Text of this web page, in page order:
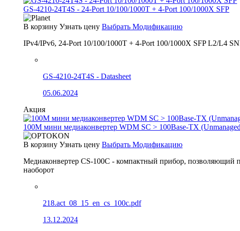
GS-4210-24T4S - 24-Port 10/100/1000T + 4-Port 100/1000X SFP
В корзину Узнать цену Выбрать Модификацию
IPv4/IPv6, 24-Port 10/100/1000T + 4-Port 100/1000X SFP L2/L4
GS-4210-24T4S - Datasheet
05.06.2024
Акция
100М мини медиаконвертер WDM SC > 100Base-TX
В корзину Узнать цену Выбрать Модификацию
Медиаконвертер CS-100C - компактный прибор, позволяющий
наоборот
218.act_08_15_en_cs_100c.pdf
13.12.2024